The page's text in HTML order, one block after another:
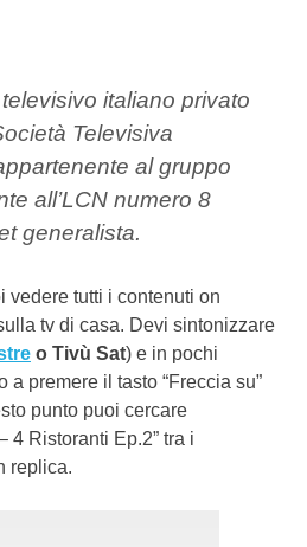
italiano privato
Televisiva
al gruppo
all’LCN numero 8
generalista.
vedere tutti i contenuti on
tv di casa. Devi sintonizzare
o Tivù Sat) e in pochi
a premere il tasto “Freccia su”
punto puoi cercare
4 Ristoranti Ep.2” tra i
replica.